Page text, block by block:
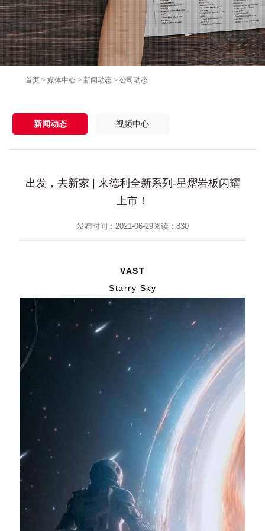
首页 > 媒体中心 > 新闻动态 > 公司动态
新闻动态 视频中心
出发，去新家 | 来德利全新系列-星熠岩板闪耀
上市！
发布时间：2021-06-29阅读： 830
VAST
Starry Sky